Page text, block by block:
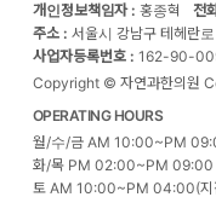
개인정보책임자 : 홍종혁 전
주소 : 서울시 강남구 테헤란
사업자등록번호 : 162-90-
Copyright © 자연과한의원
OPERATING HOURS
월/수/금 AM 10:00~PM
화/목 PM 02:00~PM 09:00
토 AM 10:00~PM 04:00(지